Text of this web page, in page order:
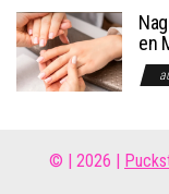
en
© | 2026 |